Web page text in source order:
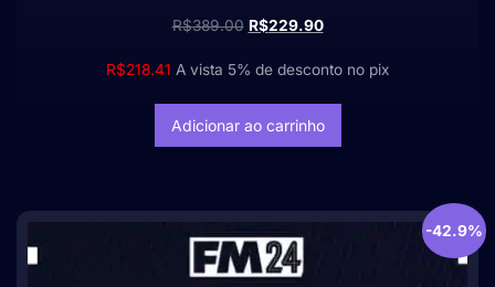
R$389.00 R$229.90
R$218.41 A vista 5% de desconto no pix
Adicionar ao carrinho
-42.9%